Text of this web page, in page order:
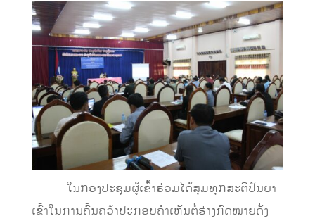
ໃນກອງປະຊຸມຜູ້ເຂົ້າຮ່ວມໄດ້ສຸມທຸກສະຕິປັນຍາ
ເຂົ້າໃນການຄົ້ນຄວ້າປະກອບຄໍາເຫັນຕໍ່ຮ່າງກົດໝາຍດັ່ງ